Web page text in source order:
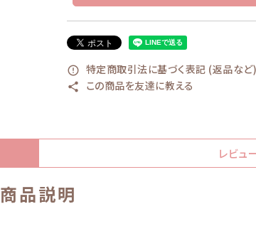
error_outline 特定商取引法に基づく表記 (返品など)
share この商品を友達に教える
レビュ
商品説明